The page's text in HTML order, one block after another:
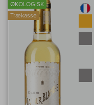
ØKOLOGISK
Trækasse